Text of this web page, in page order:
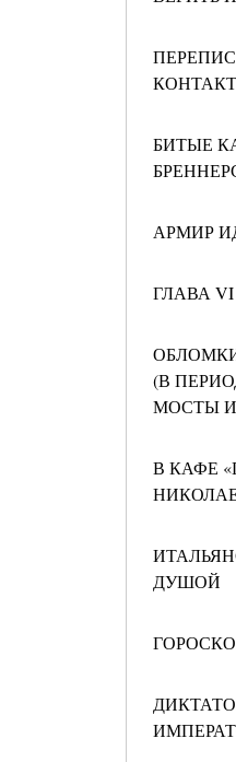
БИТЫЕ
АРМИР
ГЛАВА VI
(В
МОСТЫ
В КАФЕ
ДУШОЙ